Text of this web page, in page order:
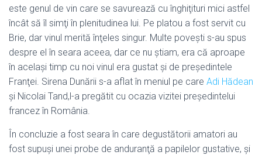
este genul de vin care se savurează cu înghiţituri mici astfel
încât să îl simţi în plenitudinea lui. Pe platou a fost servit cu
Brie, dar vinul merită înţeles singur. Multe poveşti s-au spus
despre el în seara aceea, dar ce nu ştiam, era că aproape
în acelaşi timp cu noi vinul era gustat şi de preşedintele
Franţei. Sirena Dunării s-a aflat în meniul pe care Adi Hădean
şi Nicolai Tand,l-a pregătit cu ocazia vizitei preşedintelui
francez în România.
În concluzie a fost seara în care degustătorii amatori au
fost supuşi unei probe de anduranţă a papilelor gustative, şi